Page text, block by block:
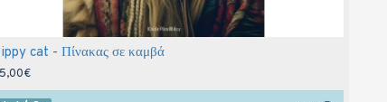
cat - Πίνακας σε καμβά